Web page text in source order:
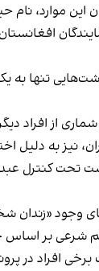
این موارد، نام
تنها
از افراد
نیز به دلیل
تحت کنترل
وجود «زندان
شرعی بر اساس
افراد در